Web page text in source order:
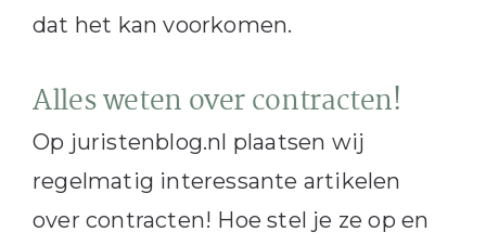
dat het kan voorkomen.
Alles weten over contracten!
Op juristenblog.nl plaatsen wij
regelmatig interessante artikelen
over contracten! Hoe stel je ze op en